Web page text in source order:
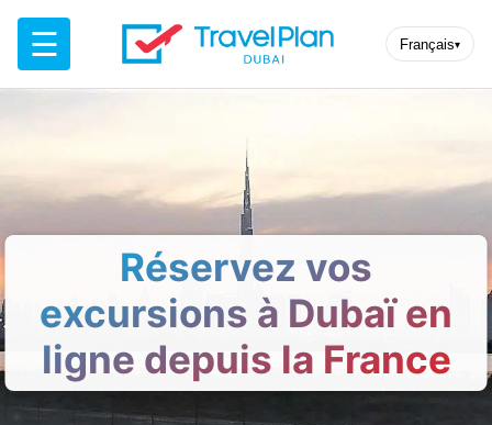
☰ Français▾
Réservez vos
excursions à Dubaï en
ligne depuis la France